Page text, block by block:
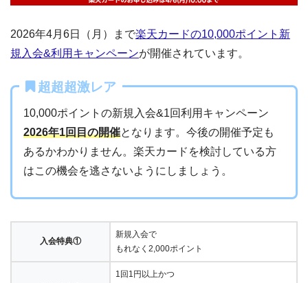
2026年4月6日（月）まで楽天カードの10,000ポイント新
規入会&利用キャンペーンが開催されています。
超超超激レア
10,000ポイントの新規入会&1回利用キャンペーン
2026年1回目の開催となります。今後の開催予定も
あるかわかりません。楽天カードを検討している方
はこの機会を逃さないようにしましょう。
入会特典①
新規入会で
もれなく2,000ポイント
1回1円以上かつ